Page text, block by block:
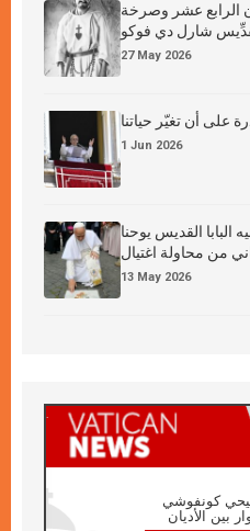
الرابع عشر وصرخة
شارل دي فوكو
27 May 2026
على أن تغيّر حياتنا
1 Jun 2026
البابا القديس يوحنا
من محاولة اغتيال
13 May 2026
كونفوشي
بين الأديان